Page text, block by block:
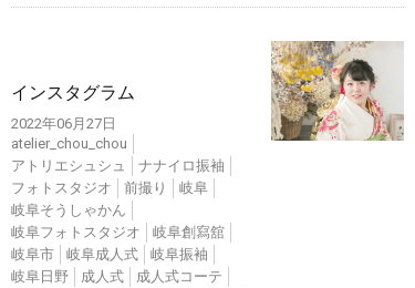
インスタグラム
2022年06月27日
atelier_chou_chou
アトリエシュシュ
ナナイロ振袖
フォトスタジオ
前撮り
岐阜
岐阜そうしゃかん
岐阜フォトスタジオ
岐阜創寫舘
岐阜市
岐阜成人式
岐阜振袖
岐阜日野
成人式
成人式コーテ